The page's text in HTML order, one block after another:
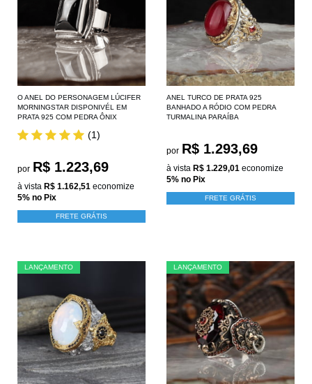
O ANEL DO PERSONAGEM LÚCIFER
MORNINGSTAR DISPONIVÉL EM
PRATA 925 COM PEDRA ÔNIX
(1)
por R$ 1.223,69
à vista R$ 1.162,51 economize
5% no Pix
FRETE GRÁTIS
ANEL TURCO DE PRATA 925
BANHADO A RÓDIO COM PEDRA
TURMALINA PARAÍBA
por R$ 1.293,69
à vista R$ 1.229,01 economize
5% no Pix
FRETE GRÁTIS
LANÇAMENTO LANÇAMENTO